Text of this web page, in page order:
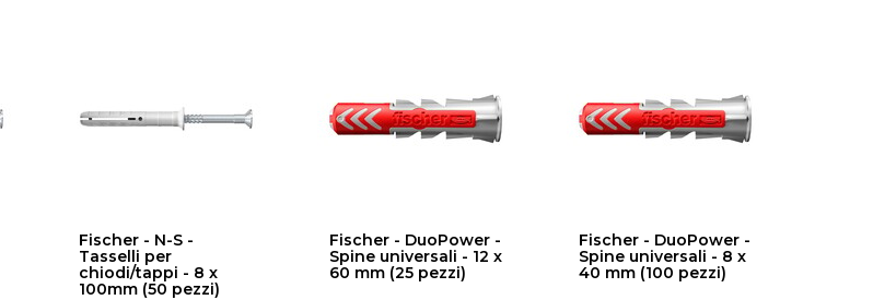
Fischer - N-S -
Tasselli per
chiodi/tappi - 8 x
100mm (50 pezzi)
Fischer - DuoPower -
Spine universali - 12 x
60 mm (25 pezzi)
Fischer - DuoPower -
Spine universali - 8 x
40 mm (100 pezzi)